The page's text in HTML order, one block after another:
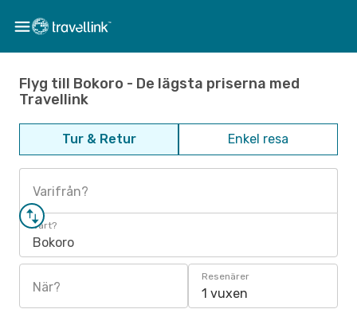
Flyg till Bokoro - De lägsta priserna med
Travellink
Tur & Retur Enkel resa
Varifrån?
Vart?
Bokoro
När?
Resenärer
1 vuxen